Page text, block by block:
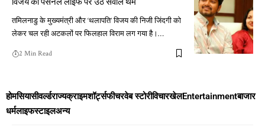
तमिलनाडु के मुख्यमंत्री और ‘थलापति’ विजय की निजी जिंदगी को
लेकर चल रही अटकलों पर फिलहाल विराम लग गया है।…
2 Min Read
होमसियासीवर्ल्डराज्यक्राइमशॉर्ट्सफीचरवेब स्टोरीविचारखेलEntertainmentबाजार
धर्मलाइफस्टाइलअन्य